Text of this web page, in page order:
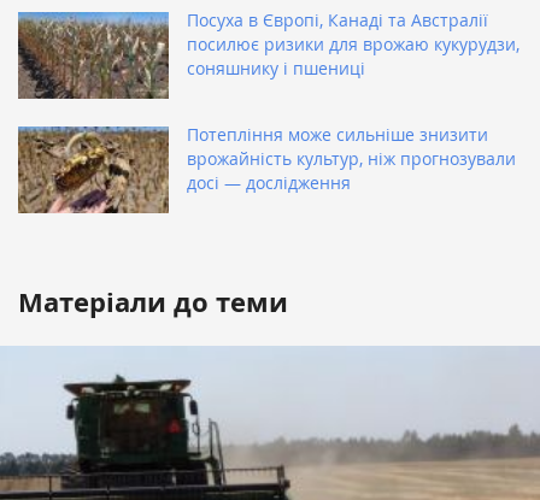
Посуха в Європі, Канаді та Австралії
посилює ризики для врожаю кукурудзи,
соняшнику і пшениці
Потепління може сильніше знизити
врожайність культур, ніж прогнозували
досі — дослідження
Матеріали до теми